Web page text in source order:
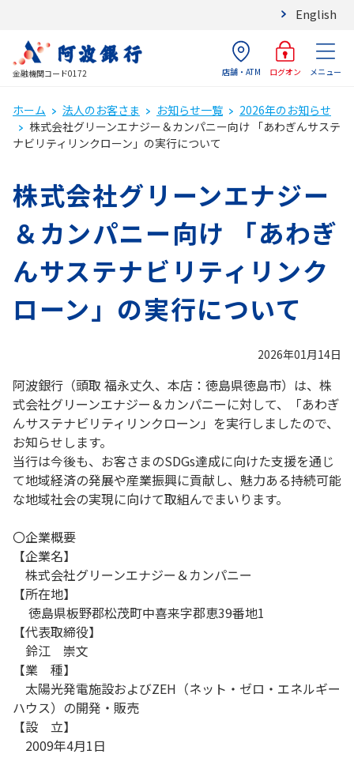
English
金融機関コード0172 店舗・ATM ログオン メニュー
ホーム 法人のお客さま お知らせ一覧
2026年のお知らせ
株式会社グリーンエナジー＆カンパニー向け 「あわぎんサステ
ナビリティリンクローン」の実行について
株式会社グリーンエナジー
＆カンパニー向け 「あわぎ
んサステナビリティリンク
ローン」の実行について
2026年01月14日
阿波銀行（頭取 福永丈久、本店：徳島県徳島市）は、株
式会社グリーンエナジー＆カンパニーに対して、「あわぎ
んサステナビリティリンクローン」を実行しましたので、
お知らせします。
当行は今後も、お客さまのSDGs達成に向けた支援を通じ
て地域経済の発展や産業振興に貢献し、魅力ある持続可能
な地域社会の実現に向けて取組んでまいります。
〇企業概要
【企業名】
株式会社グリーンエナジー＆カンパニー
【所在地】
徳島県板野郡松茂町中喜来字郡恵39番地1
【代表取締役】
鈴江 崇文
【業 種】
太陽光発電施設およびZEH（ネット・ゼロ・エネルギー
ハウス）の開発・販売
【設 立】
2009年4月1日